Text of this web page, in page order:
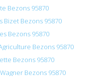
Bezons 95870
Bizet Bezons 95870
Bezons 95870
Bezons 95870
Bezons 95870
Bezons 95870